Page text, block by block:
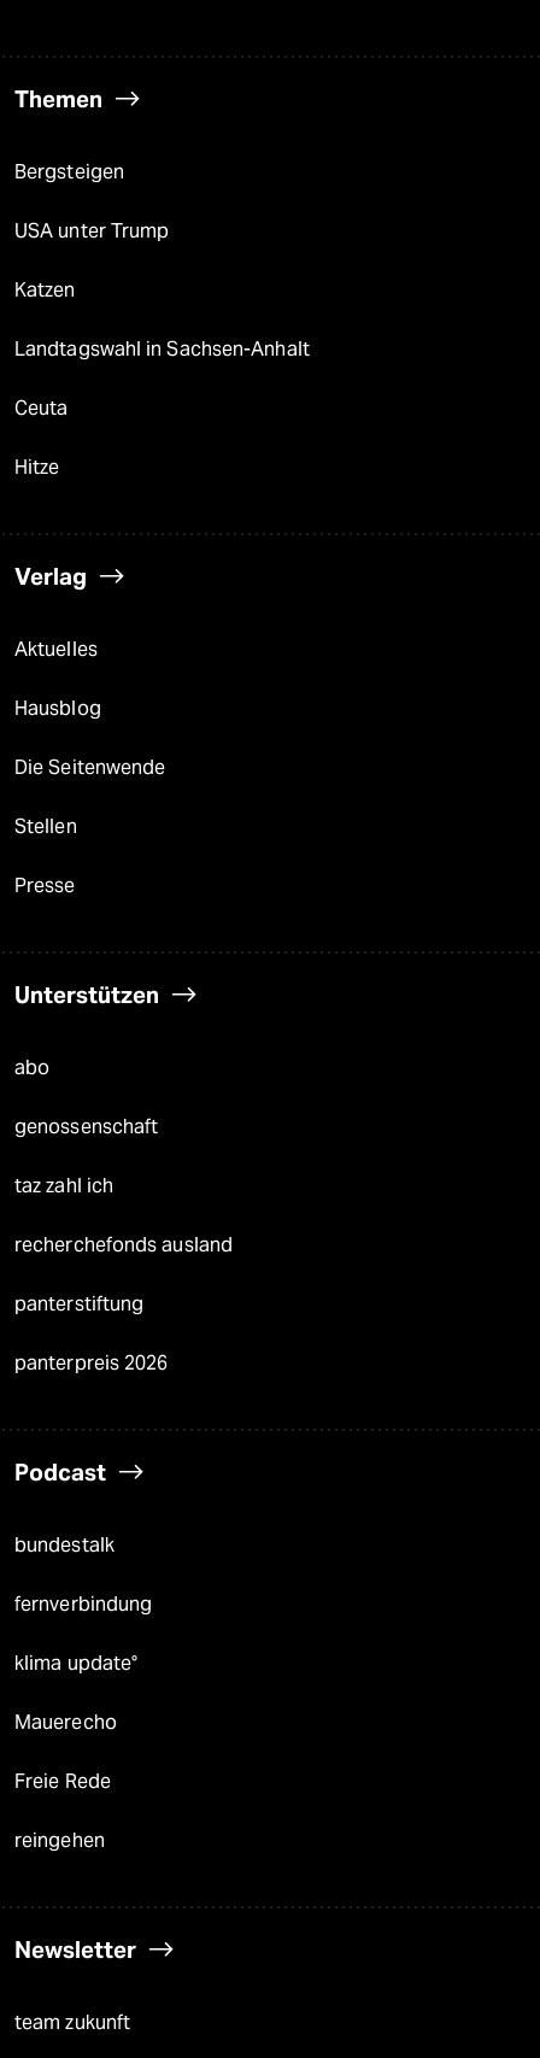
Themen
Bergsteigen
USA unter Trump
Katzen
Landtagswahl in Sachsen-Anhalt
Ceuta
Hitze
Verlag
Aktuelles
Hausblog
Die Seitenwende
Stellen
Presse
Unterstützen
abo
genossenschaft
taz zahl ich
recherchefonds ausland
panterstiftung
panterpreis 2026
Podcast
bundestalk
fernverbindung
klima update°
Mauerecho
Freie Rede
reingehen
Newsletter
team zukunft